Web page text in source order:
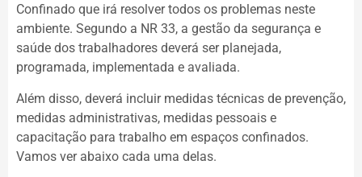
Confinado que irá resolver todos os problemas neste
ambiente. Segundo a NR 33, a gestão da segurança e
saúde dos trabalhadores deverá ser planejada,
programada, implementada e avaliada.
Além disso, deverá incluir medidas técnicas de prevenção,
medidas administrativas, medidas pessoais e
capacitação para trabalho em espaços confinados.
Vamos ver abaixo cada uma delas.